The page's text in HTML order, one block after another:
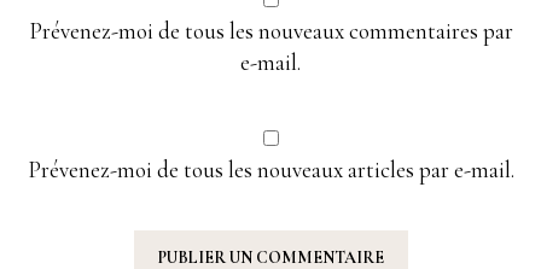
Prévenez-moi de tous les nouveaux commentaires par
e-mail.
Prévenez-moi de tous les nouveaux articles par e-mail.